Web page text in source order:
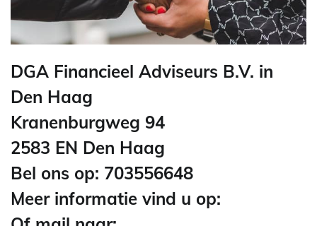
DGA Financieel Adviseurs B.V. in
Den Haag
Kranenburgweg 94
2583 EN Den Haag
Bel ons op: 703556648
Meer informatie vind u op: